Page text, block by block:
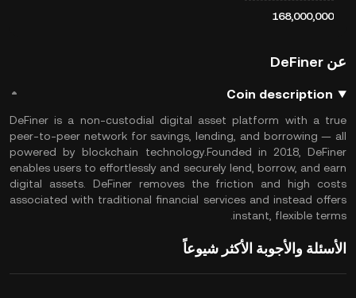
168,000,000
عن DeFiner
Coin description
DeFiner is a non-custodial digital asset platform with a true
peer-to-peer network for savings, lending, and borrowing — all
powered by blockchain technology.Founded in 2018, DeFiner
enables users to effortlessly and securely lend, borrow, and earn
digital assets. DeFiner removes the friction and high costs
associated with traditional financial services and instead offers
instant, flexible terms.
الأسئلة والأجوبة الأكثر شيوعاً